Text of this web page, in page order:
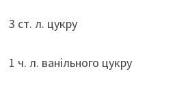
3 ст. л. цукру
1 ч. л. ванільного цукру